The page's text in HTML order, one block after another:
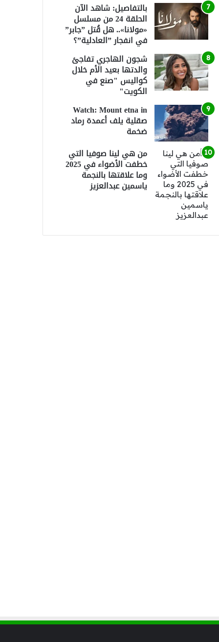
بالتفاصيل: شاهد الآن
الحلقة 24 من مسلسل
«مولانا».. هل قُتل ”جابر”
في انفجار ”العادلية”؟
شجون الهاجري تفاجئ
والدتها بعيد الأم خلال
كواليس "صنع في
الكويت"
Watch: Mount etna in
صقلية يلف أعمدة رماد
ضخمة
من هي لينا صوفيا التي
خطفت الأضواء في 2025
وما علاقتها بالنجمة
ياسمين عبدالعزيز